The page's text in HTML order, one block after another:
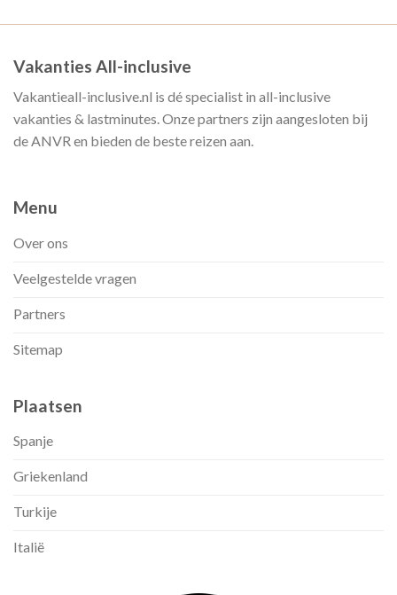
Vakanties All-inclusive
Vakantieall-inclusive.nl is dé specialist in all-inclusive
vakanties & lastminutes. Onze partners zijn aangesloten bij
de ANVR en bieden de beste reizen aan.
Menu
Over ons
Veelgestelde vragen
Partners
Sitemap
Plaatsen
Spanje
Griekenland
Turkije
Italië